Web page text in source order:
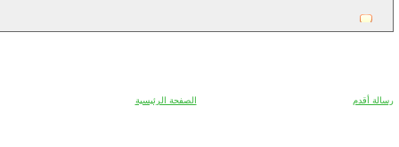
رسالة أقدم الصفحة الرئيسية